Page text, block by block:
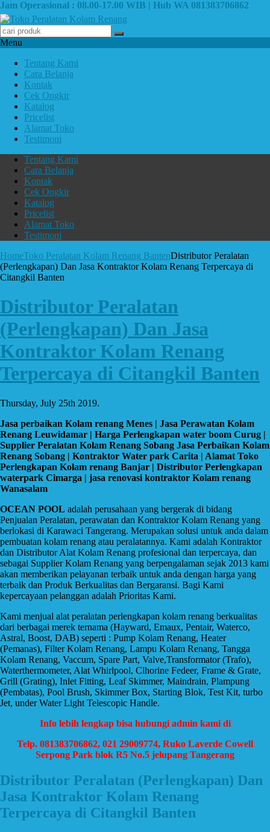
Jam Operasional : 08.00-17.00 WIB | Hub WA 081383706862
Menu
Tentang Kami
Cara Belanja
Kontak
Cek Ongkir
Katalog
Pricelist
Alamat Toko
Testimoni
Tentang Kami
Cara Belanja
Kontak
Cek Ongkir
Katalog
Pricelist
Alamat Toko
Testimoni
HomeToko Peralatan Kolam Renang BantenDistributor Peralatan
(Perlengkapan) Dan Jasa Kontraktor Kolam Renang Terpercaya di
Citangkil Banten
Distributor Peralatan
(Perlengkapan) Dan Jasa
Kontraktor Kolam Renang
Terpercaya di Citangkil Banten
Thursday, July 25th 2019.
Jasa perbaikan Kolam renang Menes | Jasa Perawatan Kolam
Renang Leuwidamar | Harga Perlengkapan water boom Curug |
Supplier Peralatan Kolam Renang Sobang Jasa Perbaikan Kolam
Renang Sobang | Kontraktor Water park Carita | Alamat Toko
Perlengkapan Kolam renang Banjar | Distributor Perlengkapan
waterpark Cimarga | jasa renovasi kontraktor Kolam renang
Wanasalam
OCEAN POOL adalah perusahaan yang bergerak di bidang
Penjualan Peralatan, perawatan dan Kontraktor Kolam Renang yang
berlokasi di Karawaci Tangerang. Merupakan solusi untuk anda dalam
pembuatan kolam renang atau peralatannya. Kami adalah Kontraktor
dan Distributor Alat Kolam Renang profesional dan terpercaya, dan
sebagai Supplier Kolam Renang yang berpengalaman sejak 2013 kami
akan memberikan pelayanan terbaik untuk anda dengan harga yang
terbaik dan Produk Berkualitas dan Bergaransi. Bagi Kami
kepercayaan pelanggan adalah Prioritas Kami.
Kami menjual alat peralatan perlengkapan kolam renang berkualitas
dari berbagai merek ternama (Hayward, Emaux, Pentair, Waterco,
Astral, Boost, DAB) seperti : Pump Kolam Renang, Heater
(Pemanas), Filter Kolam Renang, Lampu Kolam Renang, Tangga
Kolam Renang, Vaccum, Spare Part, Valve,Transformator (Trafo),
Waterthermometer, Alat Whirlpool, Clhorine Fedeer, Frame & Grate,
Grill (Grating), Inlet Fitting, Leaf Skimmer, Maindrain, Plampung
(Pembatas), Pool Brush, Skimmer Box, Starting Blok, Test Kit, turbo
Jet, under Water Light Telescopic Handle.
Info lebih lengkap bisa hubungi admin kami di
Telp. 081383706862, 021 29009774, Ruko Laverde Cowell
Serpong Park blok R5 No.5 jelupang Tangerang
Distributor Peralatan (Perlengkapan) Dan
Jasa Kontraktor Kolam Renang
Terpercaya di Citangkil Banten